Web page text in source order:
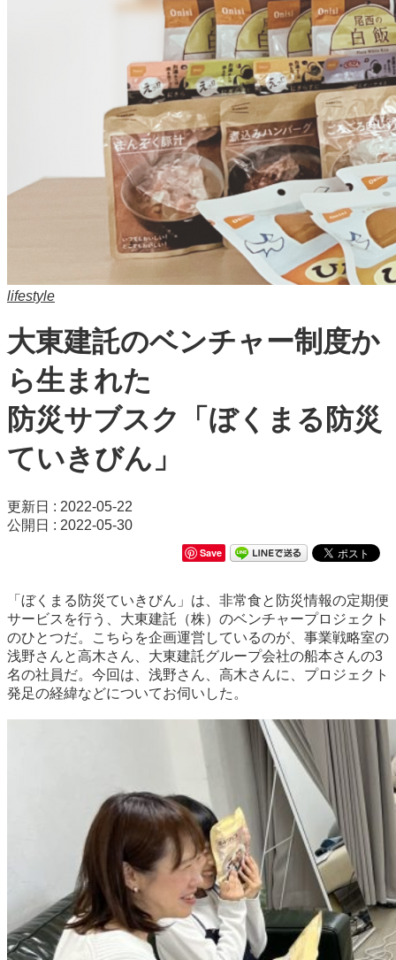
lifestyle
大東建託のベンチャー制度か
ら生まれた
防災サブスク「ぼくまる防災
ていきびん」
更新日 : 2022-05-22
公開日 : 2022-05-30
Save
「ぼくまる防災ていきびん」は、非常食と防災情報の定期便
サービスを行う、大東建託（株）のベンチャープロジェクト
のひとつだ。こちらを企画運営しているのが、事業戦略室の
浅野さんと高木さん、大東建託グループ会社の船本さんの3
名の社員だ。今回は、浅野さん、高木さんに、プロジェクト
発足の経緯などについてお伺いした。